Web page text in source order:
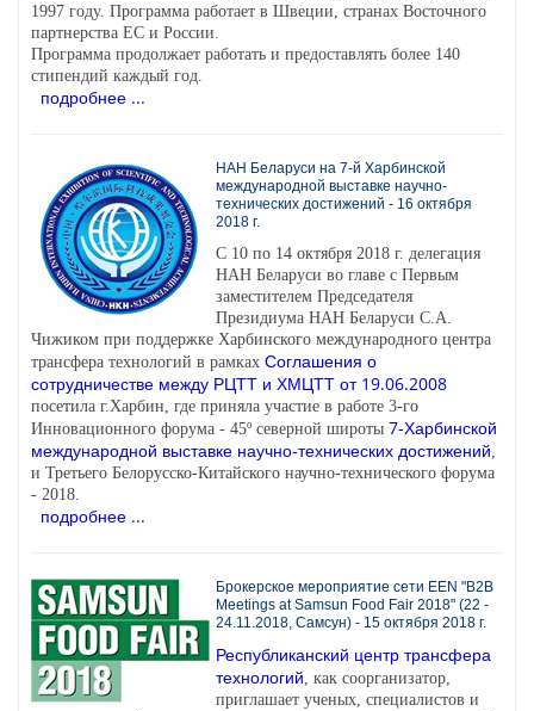
1997 году. Программа работает в Швеции, странах Восточного
партнерства ЕС и России.
Программа продолжает работать и предоставлять более 140
стипендий каждый год.
подробнее ...
НАН Беларуси на 7-й Харбинской
международной выставке научно-
технических достижений - 16 октября
2018 г.
С 10 по 14 октября 2018 г. делегация
НАН Беларуси во главе с Первым
заместителем Председателя
Президиума НАН Беларуси С.А.
Чижиком при поддержке Харбинского международного центра
трансфера технологий в рамках Соглашения о
сотрудничестве между РЦТТ и ХМЦТТ от 19.06.2008
посетила г.Харбин, где приняла участие в работе 3-го
Инновационного форума - 45º северной широты 7-Харбинской
международной выставке научно-технических достижений
и Третьего Белорусско-Китайского научно-технического форума
- 2018.
подробнее ...
Брокерское мероприятие сети EEN "B2B
Meetings at Samsun Food Fair 2018" (22 -
24.11.2018, Самсун) - 15 октября 2018 г.
Республиканский центр трансфера
технологий, как соорганизатор,
приглашает ученых, специалистов и